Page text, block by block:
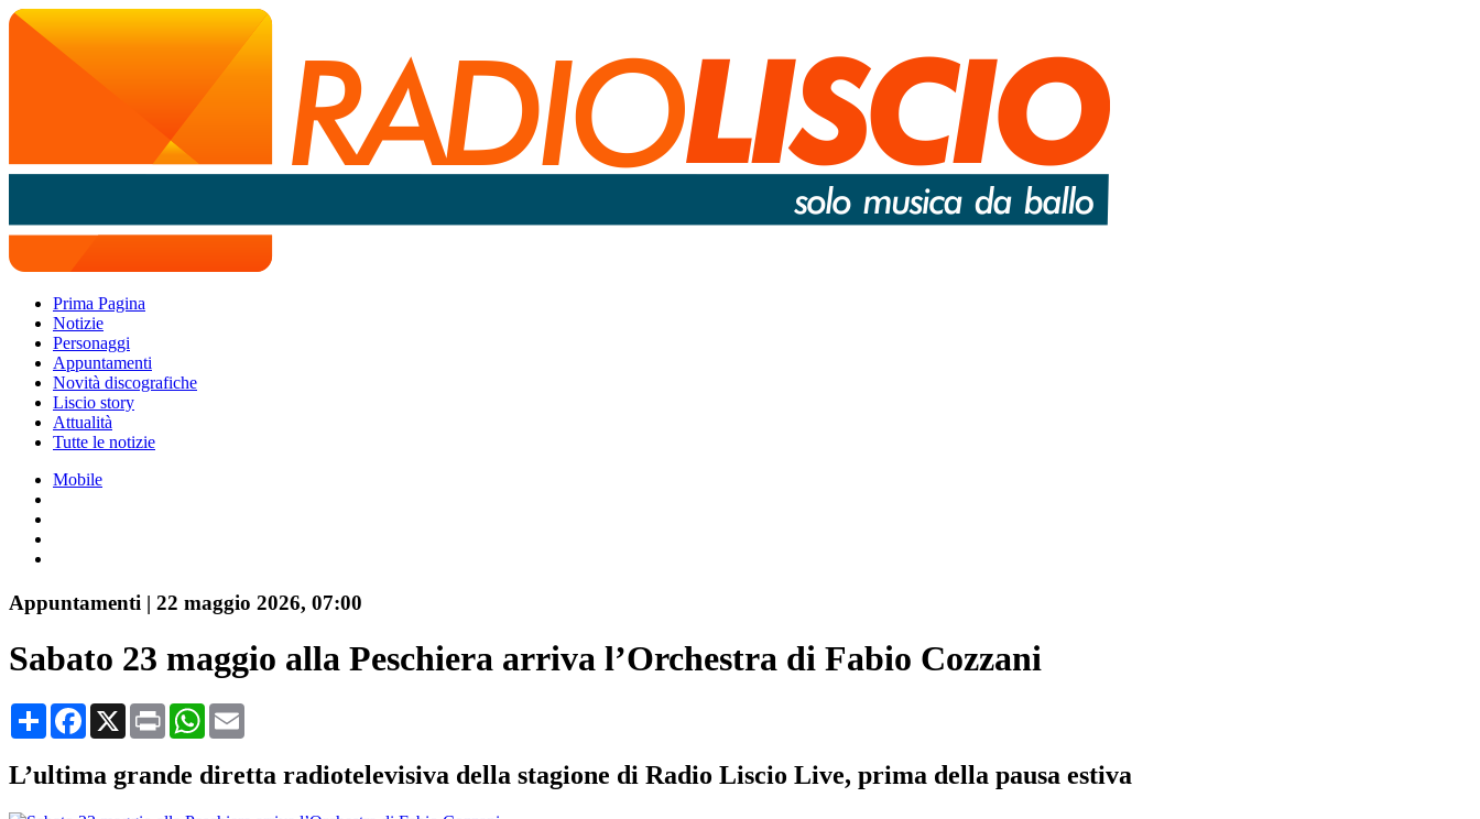
Prima Pagina
Notizie
Personaggi
Appuntamenti
Novità discografiche
Liscio story
Attualità
Tutte le notizie
Mobile
Appuntamenti | 22 maggio 2026, 07:00
Sabato 23 maggio alla Peschiera arriva l’Orchestra di Fabio Cozzani
Share Facebook
X Print WhatsApp
L’ultima grande diretta radiotelevisiva della stagione di Radio Liscio Live, prima della pausa estiva